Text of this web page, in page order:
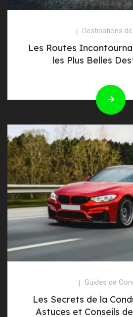
Destinations
Les Routes
les Plus Belles
Guides de
Les Secrets de la
Astuces et Conseils